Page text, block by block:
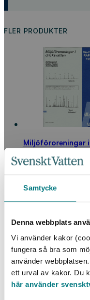
Samtycke
Denna webbplats
Vi använder kakor
fungera så bra som
använder
ett urval av kakor. Du
här använder
FLER PRODUKTER
Miljöföroreningar
LÄS MER
Analys av